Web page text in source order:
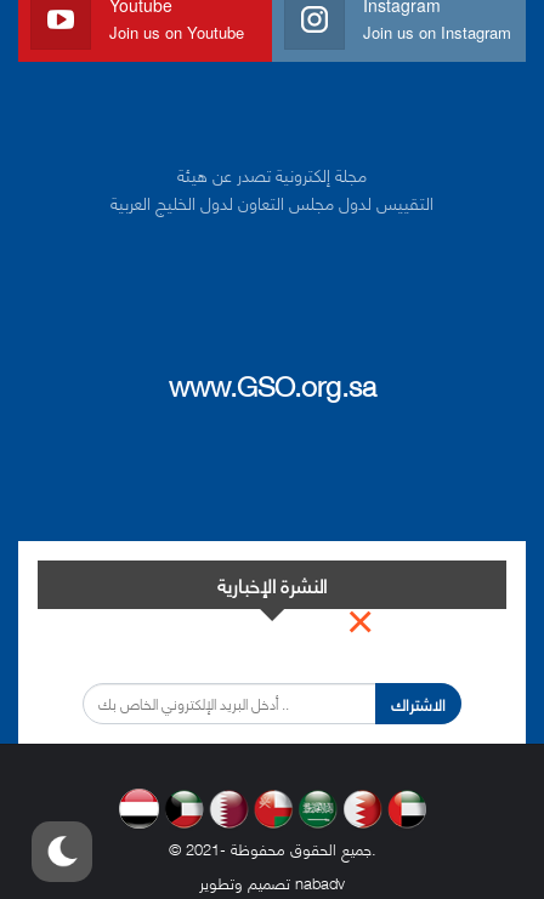
Join us on Youtube Join us on Instagram
مجلة إلكترونية تصدر عن هيئة
التقييس لدول مجلس التعاون لدول الخليج العربية
www.GSO.org.sa
النشرة الإخبارية
الاشتراك
© 2021- جميع الحقوق محفوظة.
nabadv
×